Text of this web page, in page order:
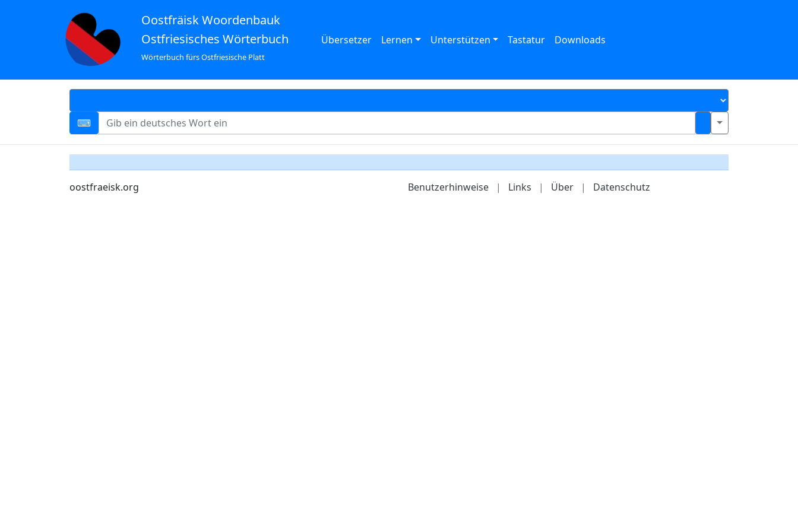
Oostfräisk Woordenbauk
Ostfriesisches Wörterbuch
Wörterbuch fürs Ostfriesische Platt
Übersetzer Lernen Unterstützen Tastatur Downloads
oostfraeisk.org Benutzerhinweise | Links | Über | Datenschutz